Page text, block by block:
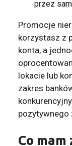
przez
Promocje
korzystasz z
konta, a
lokacie lub
zakres
pozytywnego
Co